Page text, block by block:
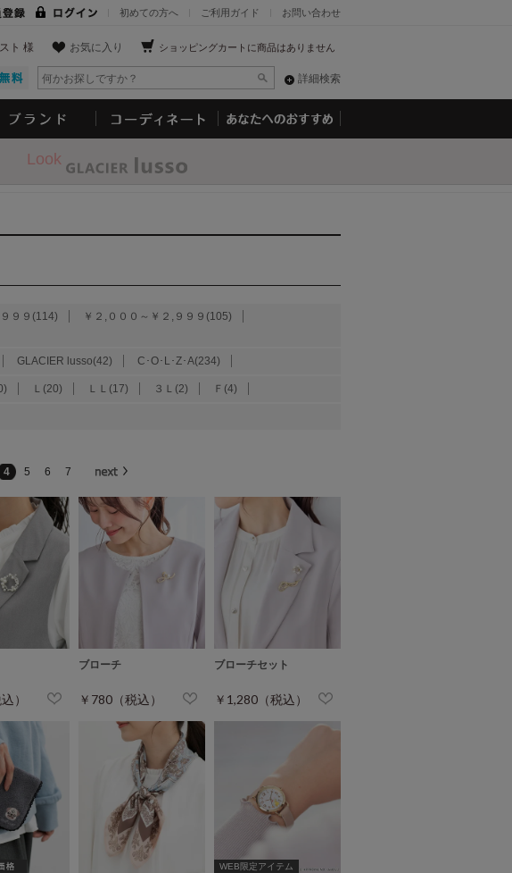
お問い合わせ
ご利用ガイド
初めての方へ
ショッピングカートに商品はありません
お気に入り
ト 様
詳細検索
Look
９９(114)
￥２,０００～￥２,９９９(105)
GLACIER lusso(42) C･O･L･Z･A(234)
Ｌ(20) ＬＬ(17) ３Ｌ(2) Ｆ(4)
4 5 6 7
）
ブローチ
￥780（税込）
ブローチセット
￥1,280（税込）
WEB限定アイテム